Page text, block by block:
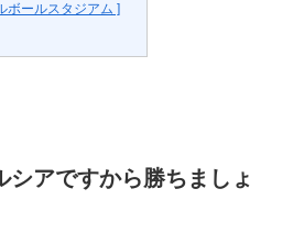
ボールスタジアム ]
シアですから勝ちましょ